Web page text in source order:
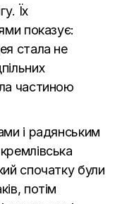
Їх
показує:
стала не
частиною
і радянським
спочатку були
потім